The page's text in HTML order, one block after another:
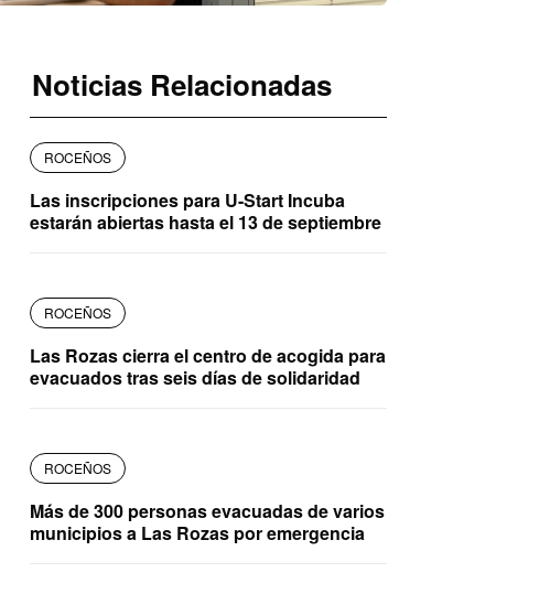
Noticias Relacionadas
ROCEÑOS
Las inscripciones para U-Start Incuba
estarán abiertas hasta el 13 de septiembre
ROCEÑOS
Las Rozas cierra el centro de acogida para
evacuados tras seis días de solidaridad
ROCEÑOS
Más de 300 personas evacuadas de varios
municipios a Las Rozas por emergencia